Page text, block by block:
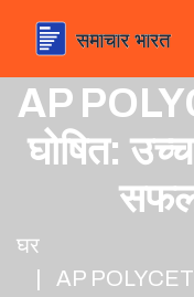
AP
घोषित:
घर
AP POLYCET